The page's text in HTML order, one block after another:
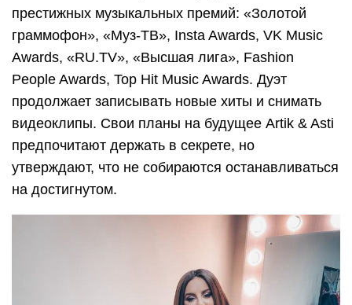
престижных музыкальных премий: «Золотой
граммофон», «Муз-ТВ», Insta Awards, VK Music
Awards, «RU.TV», «Высшая лига», Fashion
People Awards, Top Hit Music Awards. Дуэт
продолжает записывать новые хиты и снимать
видеоклипы. Свои планы на будущее Artik & Asti
предпочитают держать в секрете, но
утверждают, что не собираются останавливаться
на достигнутом.